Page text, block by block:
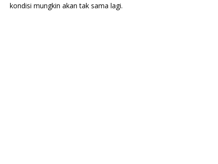
kondisi mungkin akan tak sama lagi.